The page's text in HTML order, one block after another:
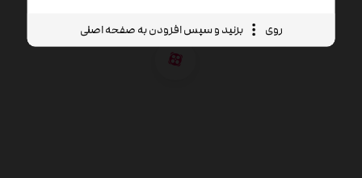
روی بزنید و سپس افزودن به صفحه اصلی